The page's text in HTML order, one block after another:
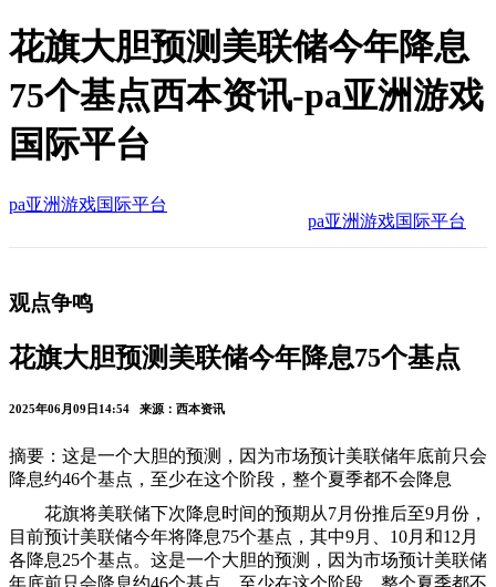
花旗大胆预测美联储今年降息
75个基点西本资讯-pa亚洲游戏
国际平台
pa亚洲游戏国际平台
pa亚洲游戏国际平台
观点争鸣
花旗大胆预测美联储今年降息75个基点
2025年06月09日14:54 来源：西本资讯
摘要：这是一个大胆的预测，因为市场预计美联储年底前只会
降息约46个基点，至少在这个阶段，整个夏季都不会降息
花旗将美联储下次降息时间的预期从7月份推后至9月份，
目前预计美联储今年将降息75个基点，其中9月、10月和12月
各降息25个基点。这是一个大胆的预测，因为市场预计美联储